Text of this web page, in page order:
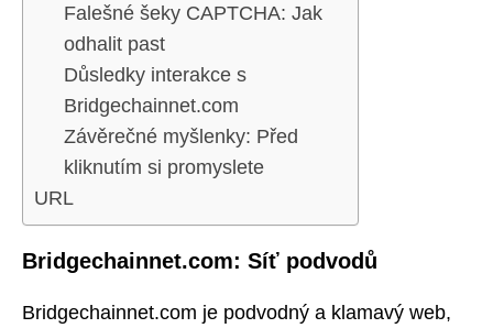
Falešné šeky CAPTCHA: Jak
odhalit past
Důsledky interakce s
Bridgechainnet.com
Závěrečné myšlenky: Před
kliknutím si promyslete
URL
Bridgechainnet.com: Síť podvodů
Bridgechainnet.com je podvodný a klamavý web,